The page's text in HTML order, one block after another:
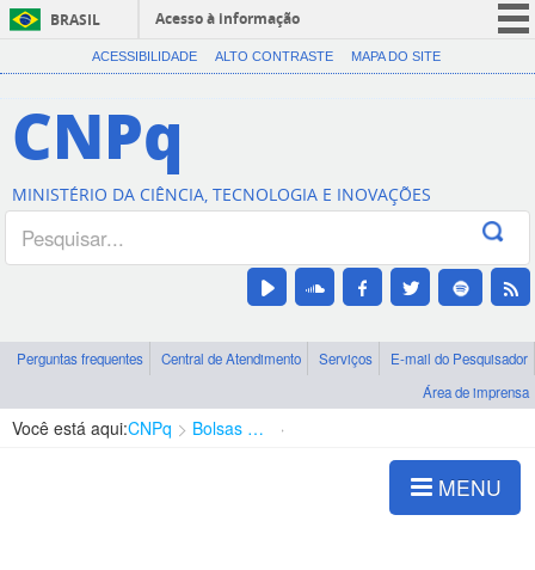
BRASIL
Acesso à informação
CORONAVÍRUS (COVID-19)
Canais
ACESSIBILIDADE ALTO CONTRASTE MAPA DO SITE
CNPq
MINISTÉRIO DA CIÊNCIA, TECNOLOGIA E INOVAÇÕES
Perguntas frequentes Central de Atendimento Serviços
E-mail do Pesquisador
Área de imprensa
Você está aqui:CNPq Bolsas e Auxílios Vigentes
MENU